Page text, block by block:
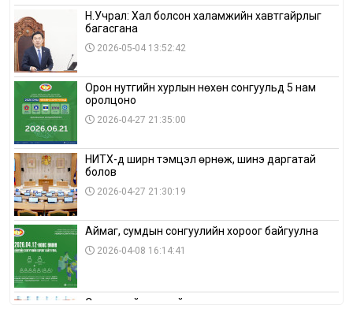
Н.Учрал: Хал болсон халамжийн хавтгайрлыг
багасгана
2026-05-04 13:52:42
Орон нутгийн хурлын нөхөн сонгуульд 5 нам
оролцоно
2026-04-27 21:35:00
НИТХ-д ширүүн тэмцэл өрнөж, шинэ даргатай
болов
2026-04-27 21:30:19
Аймаг, сумдын сонгуулийн хороог байгуулна
2026-04-08 16:14:41
Сонгуулийн хуулийн зөрчил, шалгах,